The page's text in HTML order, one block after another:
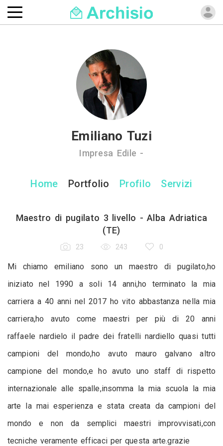
Emiliano Tuzi
Impresa Edile -
Home Portfolio Profilo Servizi
Maestro di pugilato 3 livello - Alba Adriatica
(TE)
23 243 0
Mi chiamo emiliano sono un maestro di pugilato,ho
iniziato nel 1990 a soli 14 anni,ho terminato la mia
carriera a 40 anni nel 2017 ho vito abbastanza nella mia
carriera,ho avuto come maestri per più di 20 anni
raffaele nardielo il padre dei fratelli nardiello quasi tutti
campioni del mondo,ho avuto mauro galvano altro
campione del mondo,e ho avuto uno staff di rispetto
internazionale alle spalle,insomma la mia scuola la mia
arte la mai esperienza e stata creata da campioni del
mondo e non da semplici maestri improvvisati,con
tecniche veramente efficaci per questa arte.grazie